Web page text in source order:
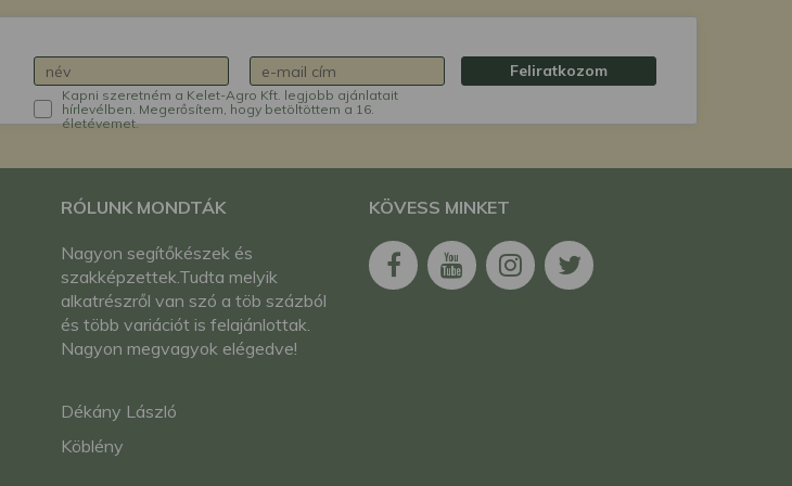
Kapni szeretném a Kelet-Agro Kft. legjobb ajánlatait
hírlevélben. Megerősítem, hogy betöltöttem a 16.
életévemet.
Feliratkozom
RÓLUNK MONDTÁK
Nagyon segítőkészek és
szakképzettek.Tudta melyik
alkatrészről van szó a töb százból
és több variációt is felajánlottak.
Nagyon megvagyok elégedve!
Dékány László
Köblény
KÖVESS MINKET